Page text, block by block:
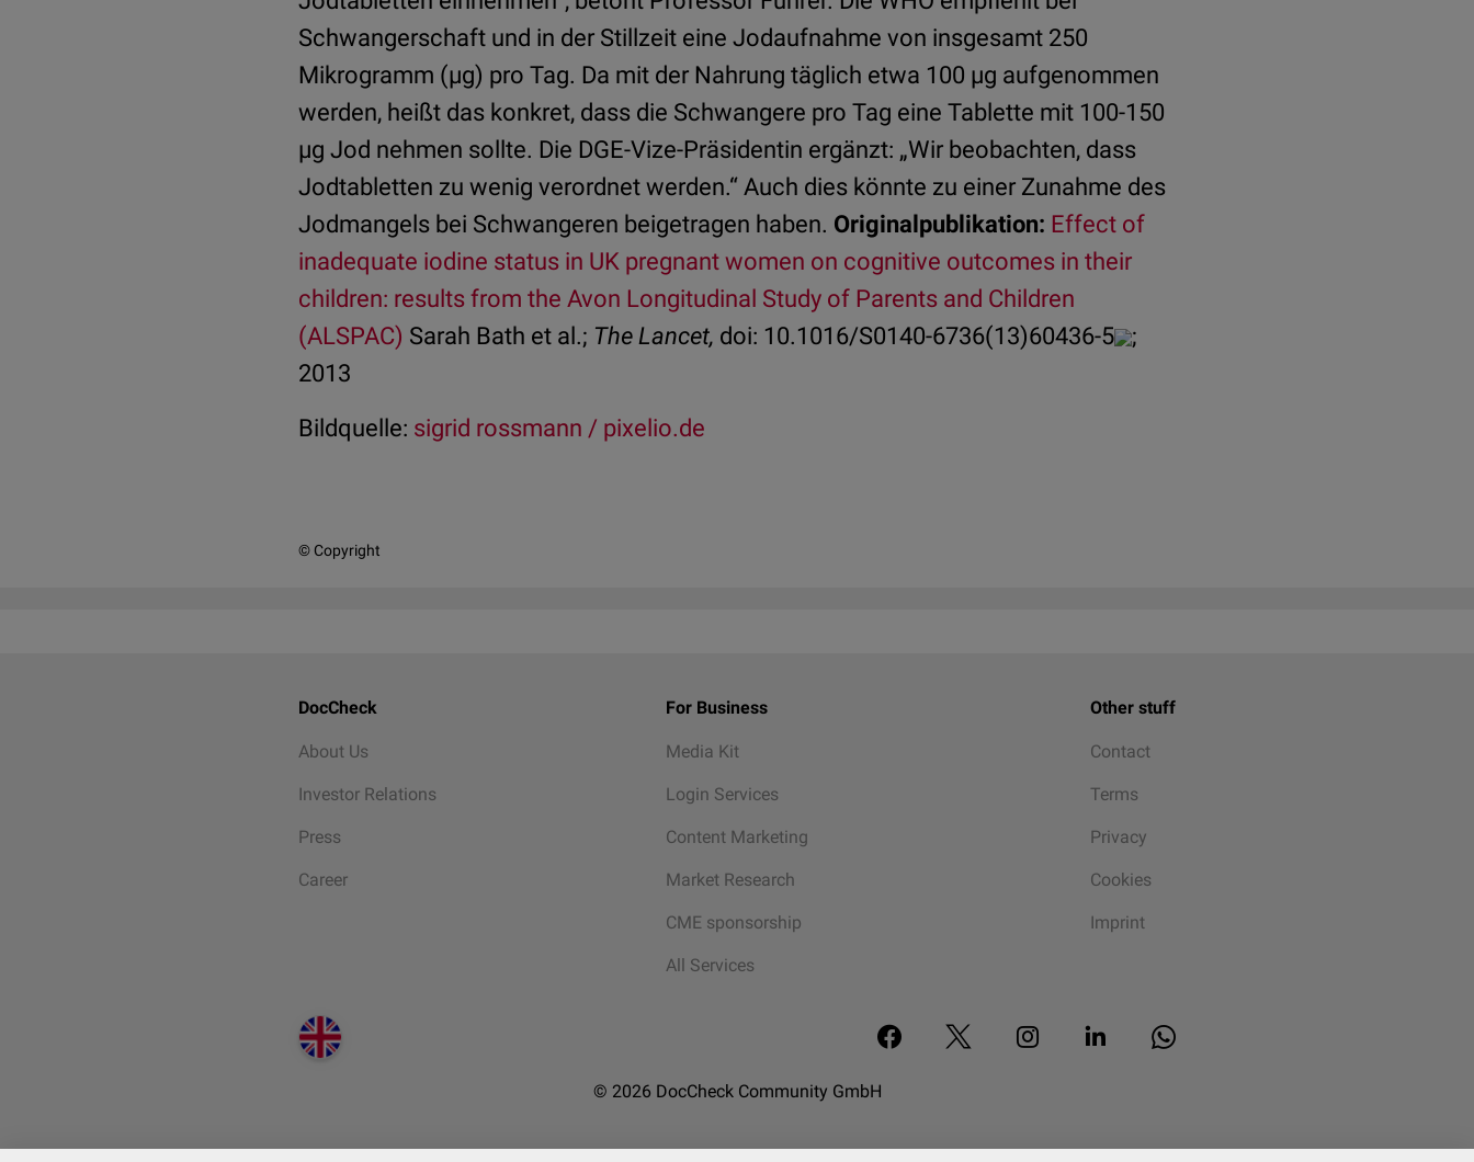
Schwangerschaft und in der Stillzeit eine Jodaufnahme von insgesamt 250
Mikrogramm (µg) pro Tag. Da mit der Nahrung täglich etwa 100 µg aufgenommen
werden, heißt das konkret, dass die Schwangere pro Tag eine Tablette mit 100-150
µg Jod nehmen sollte. Die DGE-Vize-Präsidentin ergänzt: „Wir beobachten, dass
Jodtabletten zu wenig verordnet werden.“ Auch dies könnte zu einer Zunahme des
Jodmangels bei Schwangeren beigetragen haben. Originalpublikation: Effect of
inadequate iodine status in UK pregnant women on cognitive outcomes in their
children: results from the Avon Longitudinal Study of Parents and Children
(ALSPAC) Sarah Bath et al.; The Lancet, doi: 10.1016/S0140-6736(13)60436-5
;
2013
Bildquelle: sigrid rossmann / pixelio.de
© Copyright
DocCheck
About Us
Investor Relations
Press
Career
For Business
Media Kit
Login Services
Content Marketing
Market Research
CME sponsorship
All Services
Other stuff
Contact
Terms
Privacy
Cookies
Imprint
© 2026 DocCheck Community GmbH